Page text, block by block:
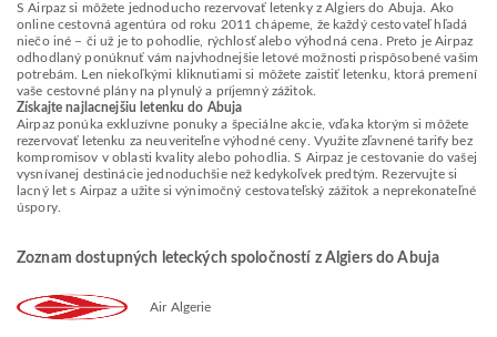
S Airpaz si môžete jednoducho rezervovať letenky z Algiers do Abuja. Ako
online cestovná agentúra od roku 2011 chápeme, že každý cestovateľ hľadá
niečo iné – či už je to pohodlie, rýchlosť alebo výhodná cena. Preto je Airpaz
odhodlaný ponúknuť vám najvhodnejšie letové možnosti prispôsobené vašim
potrebám. Len niekoľkými kliknutiami si môžete zaistiť letenku, ktorá premení
vaše cestovné plány na plynulý a príjemný zážitok.
Získajte najlacnejšiu letenku do Abuja
Airpaz ponúka exkluzívne ponuky a špeciálne akcie, vďaka ktorým si môžete
rezervovať letenku za neuveriteľne výhodné ceny. Využite zľavnené tarify bez
kompromisov v oblasti kvality alebo pohodlia. S Airpaz je cestovanie do vašej
vysnívanej destinácie jednoduchšie než kedykoľvek predtým. Rezervujte si
lacný let s Airpaz a užite si výnimočný cestovateľský zážitok a neprekonateľné
úspory.
Zoznam dostupných leteckých spoločností z Algiers do Abuja
Air Algerie